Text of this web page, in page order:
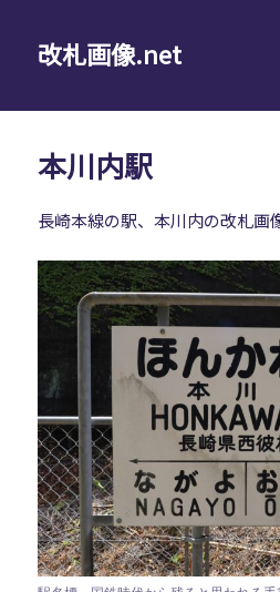
改札画像.net
本川内駅
長崎本線の駅、本川内の改札画